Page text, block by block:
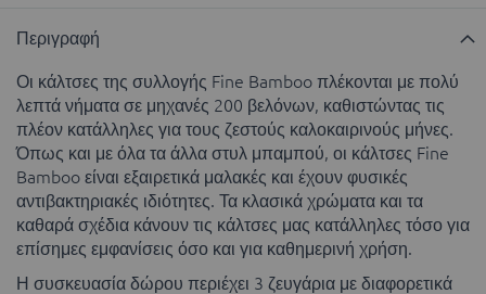
Περιγραφή
Οι κάλτσες της συλλογής Fine Bamboo πλέκονται με πολύ
λεπτά νήματα σε μηχανές 200 βελόνων, καθιστώντας τις
πλέον κατάλληλες για τους ζεστούς καλοκαιρινούς μήνες.
Όπως και με όλα τα άλλα στυλ μπαμπού, οι κάλτσες Fine
Bamboo είναι εξαιρετικά μαλακές και έχουν φυσικές
αντιβακτηριακές ιδιότητες. Τα κλασικά χρώματα και τα
καθαρά σχέδια κάνουν τις κάλτσες μας κατάλληλες τόσο για
επίσημες εμφανίσεις όσο και για καθημερινή χρήση.
Η συσκευασία δώρου περιέχει 3 ζευγάρια με διαφορετικά